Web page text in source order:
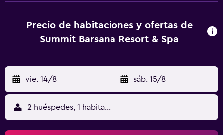
equipados con ducha, zapatillas, artículos de higiene
personal gratuitos y secador de pelo. Los huéspedes
especialmente pensadas para las personas en viaje de
negocios se incluyen escritorio, periódicos gratuitos y
teléfono. Se ofrece servicio de limpieza todos los días y es
posible solicitar tabla de planchar con plancha. Los
servicios de ocio y esparcimiento en este hotel incluyen
gimnasio. Se pueden practicar las actividades de ocio y
Precio de habitaciones y ofertas de
Summit Barsana Resort & Spa
vie. 14/8 - sáb. 15/8
2 huéspedes, 1 habitación